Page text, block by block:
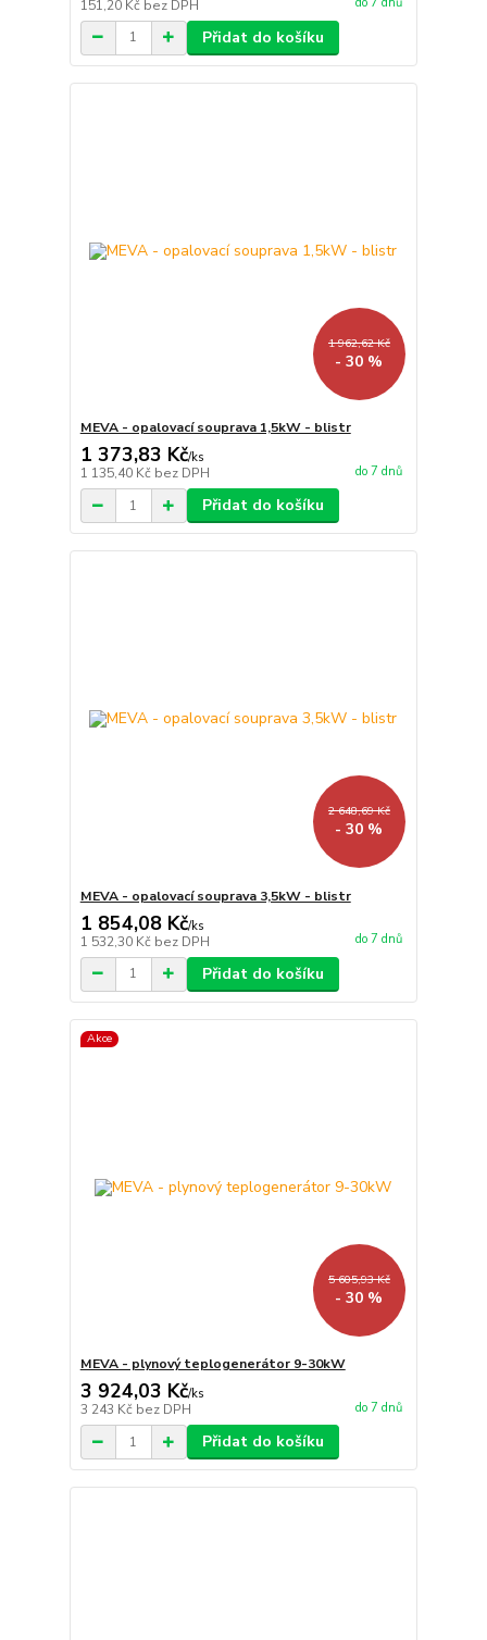
151,20 Kč bez DPH
Přidat do košíku
1 962,62 Kč
- 30 %
MEVA - opalovací souprava 1,5kW - blistr
1 373,83 Kč/ks
1 135,40 Kč bez DPH do 7 dnů
Přidat do košíku
2 648,69 Kč
- 30 %
MEVA - opalovací souprava 3,5kW - blistr
1 854,08 Kč/ks
1 532,30 Kč bez DPH do 7 dnů
Přidat do košíku
Akce
5 605,93 Kč
- 30 %
MEVA - plynový teplogenerátor 9-30kW
3 924,03 Kč/ks
3 243 Kč bez DPH do 7 dnů
Přidat do košíku